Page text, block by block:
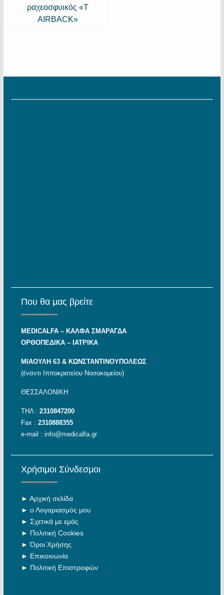
ραχεοσφυικός «Τ
ΑΙRBACK»
Που θα μας βρείτε
MEDICALFA – KAΛΦΑ ΣΜΑΡΑΓΔΑ
ΟΡΘΟΠΕΔΙΚΑ – ΙΑΤΡΙΚΑ
ΜΙΑΟΥΛΗ 63 & ΚΩΝΣΤΑΝΤΙΝΟΥΠΟΛΕΩΣ
(έναντι Ιπποκρατείου Νοσοκομείου)
ΘΕΣΣΑΛΟΝΙΚΗ
ΤΗΛ : 2310847200
Fax : 2310888355
e-mail : info@medicalfa.gr
Χρήσιμοι Σύνδεσμοι
► Αρχική σελίδα
► ο Λογαριασμός μου
► Σχετικά με εμάς
► Πολιτική Cookies
►Όροι Χρήσης
► Επικοινωνία
► Πολιτική Επιστροφών